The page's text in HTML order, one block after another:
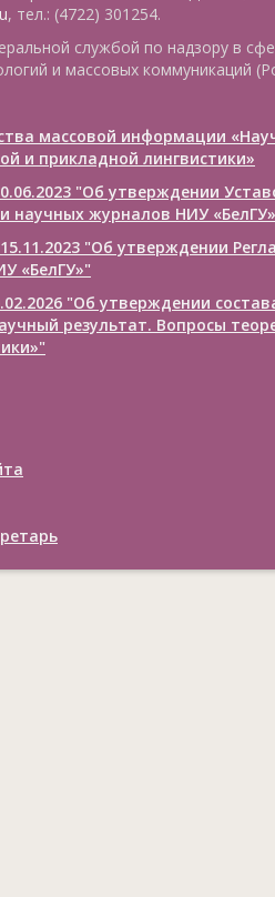
, тел.: (4722) 301254.
службой по надзору в
и массовых коммуникаций
массовой информации
и прикладной лингвистики»
"Об утверждении
научных журналов НИУ «БелГУ»
"Об утверждении
«БелГУ»"
"Об утверждении
результат. Вопросы